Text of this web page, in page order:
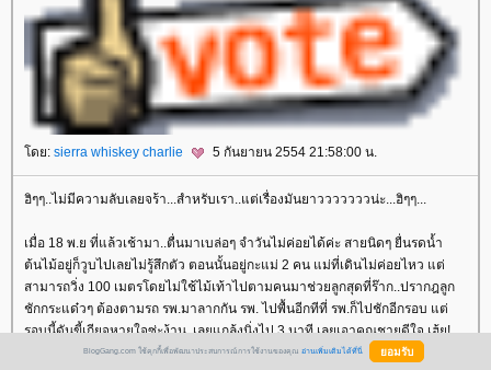
ดย: sierra whiskey charlie 5 กันยายน 2554 21:58:00 น.
ฮิๆๆ..ไม่มีความลับเลยจร้า...สำหรับเรา..แต่เรื่องมันยาวววววววน่ะ...ฮิๆๆ...
เมื่อ 18 พ.ย ที่แล้วเช้ามา..ตื่นมาเบล่อๆ จำวันไม่ค่อยได้ค่ะ สายนิดๆ ยื่นรดน้ำ
ต้นไม้อยู่ก็วูบไปเลยไม่รู้สึกตัว ตอนนั้นอยู่กะแม่ 2 คน แม่ที่เดินไม่ค่อยไหว แต่
สามารถวิ่ง 100 เมตรโดยไม่ใช้ไม้เท้าไปตามคนมาช่วยลูกสุดที่ร๊าก..ปรากฎลูก
ชักกระแด๋วๆ ต้องตามรถ รพ.มาลากกัน รพ. ไปพื้นอีกทีที่ รพ.ก็ไปชักอีกรอบ แต่
รอบนี้ดันขี้เกียจหายใจซ่ะง้าน..เลยแกล้งนิ่งไป 3 นาที เลยเอาคุณชายดีใจ เฮ้ย!
ต๊กใจกลัวภรรยาสุกร๊ากมันจะตายโดยยังไม่เซ็นต์อะไรซ่ะอย่าง ฮิๆๆ ทาง รพ.ก็เล
BlogGang.com ใช้คุกกี้เพื่อพัฒนาประสบการณ์การใช้งานของคุณ อ่านเพิ่มเติมได้ที่นี่